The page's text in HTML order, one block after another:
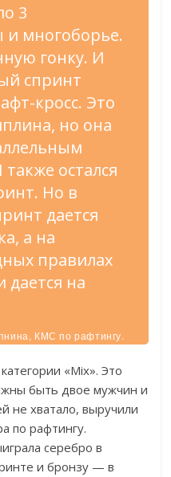
3
многоборье.
гонку. И
спринт
кросс. Это
но она
остался
Но в
дается
а на
правилах
дается на
КМС по рафтингу.
«Mix». Это
быть двое мужчин и
хватало, выручили
по рафтингу.
серебро в
и бронзу — в